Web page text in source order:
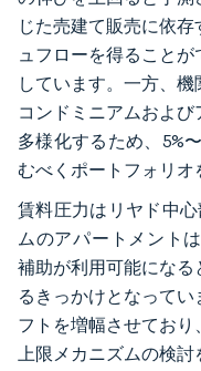
じた売建て販売に依
ュフローを得ること
しています。一方、
コンドミニアムおよ
多様化するため、5%
むべくポートフォリオ
賃料圧力はリヤド中
ムのアパートメント
補助が利用可能にな
るきっかけとなって
フトを増幅させてお
上限メカニズムの検